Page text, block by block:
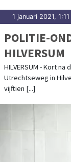
1 januari 2021,
POLITIE-
HILVERSUM
HILVERSUM - Kort
Utrechtseweg in
vijftien [...]